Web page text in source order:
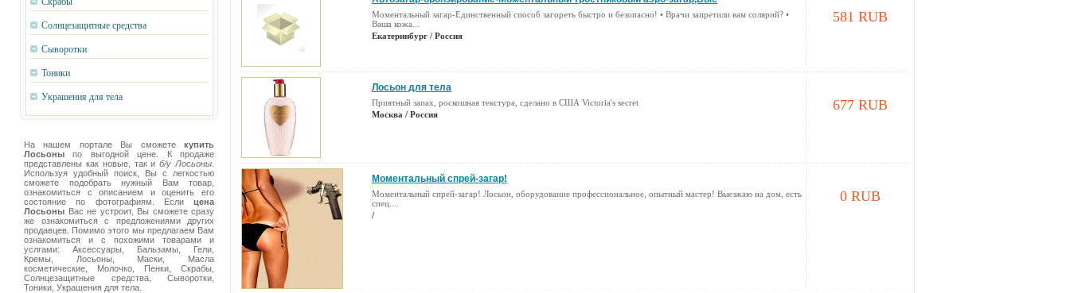
Солнцезащитные средства
Сыворотки
Тоники
Украшения для тела
На нашем портале Вы сможете купить
Лосьоны по выгодной цене. К продаже
представлены как новые, так иб/у Лосьоны
Используя удобный поиск, Вы с легкостью
сможете подобрать нужный Вам товар,
ознакомиться с описанием и оценить его
состояние по фотографиям. Если цена
Лосьоны Вас не устроит, Вы сможете сразу
же ознакомиться с предложениями других
продавцев. Помимо этого мы предлагаем Вам
ознакомиться и с похожими товарами и
услгами: Аксессуары, Бальзамы, Гели,
Кремы, Лосьоны, Маски, Масла
косметические, Молочко, Пенки, Скрабы,
Солнцезащитные средства, Сыворотки,
Тоники, Украшения для тела.
Моментальный загар-Единственный способ загореть быстро и безопасно! • Врачи запретили вам солярий? •
Ваша кожа...
Екатеринбург / Россия
581 RUB
Лосьон для тела
Приятный запах, роскошная текстура, сделано в США Victoria's secret
Москва / Россия
677 RUB
Моментальный спрей-загар!
Моментальный спрей-загар! Лосьон, оборудование профессиональное, опытный мастер! Выезжаю на дом, есть
спец....
/
0 RUB